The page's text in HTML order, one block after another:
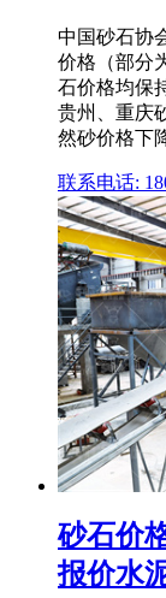
中国砂石协
价格（部分
石价格均保
贵州、重庆
然砂价格下
联系电话:
砂石价
报价水